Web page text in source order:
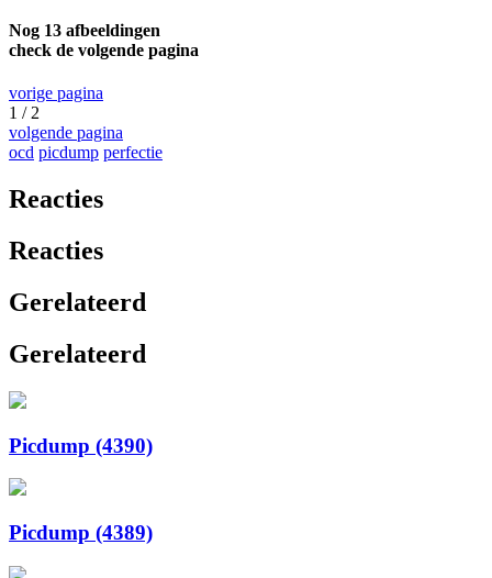
Nog 13 afbeeldingen
check de volgende pagina
vorige pagina
1 / 2
volgende pagina
ocd picdump perfectie
Reacties
Reacties
Gerelateerd
Gerelateerd
Picdump (4390)
Picdump (4389)